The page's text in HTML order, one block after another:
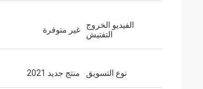
الفيديو الخروج
التفتيش
غير متوفرة
نوع التسويق منتج جديد 2021